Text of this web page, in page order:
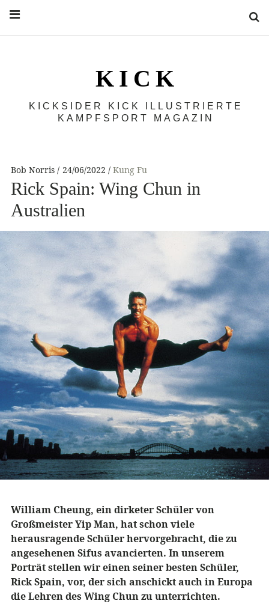
K I C K
KICKSIDER KICK ILLUSTRIERTE
KAMPFSPORT MAGAZIN
Bob Norris 24/06/2022 Kung Fu
Rick Spain: Wing Chun in
Australien
William Cheung, ein dirketer Schüler von
Großmeister Yip Man, hat schon viele
herausragende Schüler hervorgebracht, die zu
angesehenen Sifus avancierten. In unserem
Porträt stellen wir einen seiner besten Schüler,
Rick Spain, vor, der sich anschickt auch in Europa
die Lehren des Wing Chun zu unterrichten.